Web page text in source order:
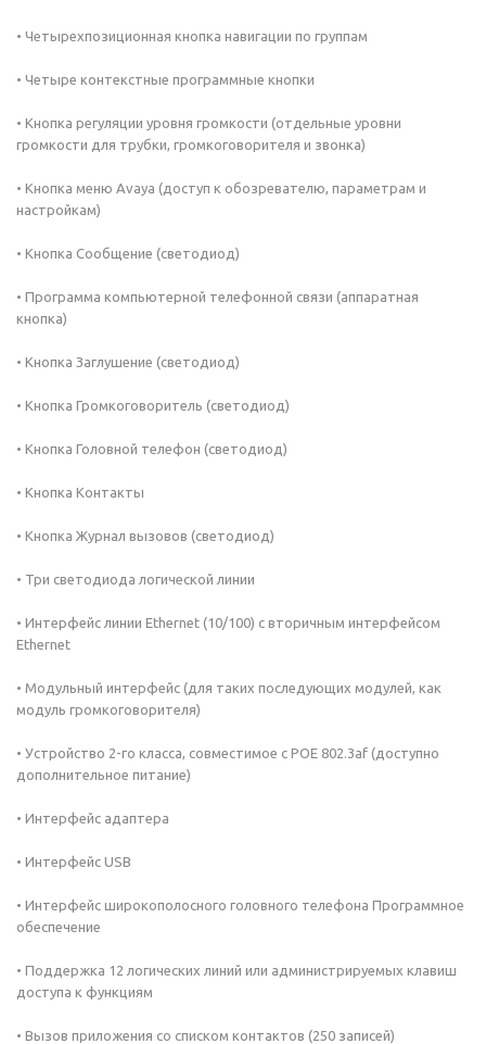
• Четырехпозиционная кнопка навигации по группам
• Четыре контекстные программные кнопки
• Кнопка регуляции уровня громкости (отдельные уровни
громкости для трубки, громкоговорителя и звонка)
• Кнопка меню Avaya (доступ к обозревателю, параметрам и
настройкам)
• Кнопка Сообщение (светодиод)
• Программа компьютерной телефонной связи (аппаратная
кнопка)
• Кнопка Заглушение (светодиод)
• Кнопка Громкоговоритель (светодиод)
• Кнопка Головной телефон (светодиод)
• Кнопка Контакты
• Кнопка Журнал вызовов (светодиод)
• Три светодиода логической линии
• Интерфейс линии Ethernet (10/100) с вторичным интерфейсом
Ethernet
• Модульный интерфейс (для таких последующих модулей, как
модуль громкоговорителя)
• Устройство 2-го класса, совместимое с POE 802.3af (доступно
дополнительное питание)
• Интерфейс адаптера
• Интерфейс USB
• Интерфейс широкополосного головного телефона Программное
обеспечение
• Поддержка 12 логических линий или администрируемых клавиш
доступа к функциям
• Вызов приложения со списком контактов (250 записей)